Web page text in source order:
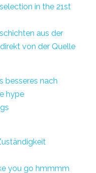
in the 21st
aus der
von der Quelle
besseres nach
hype
you go hmmmm